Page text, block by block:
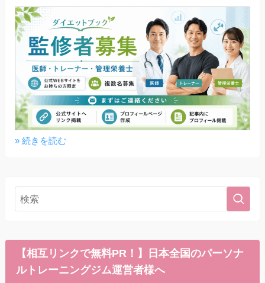
» 続きを読む
【相互リンクで無料PR！】日本全国のパーソナ
ルトレーニングジム運営者様へ